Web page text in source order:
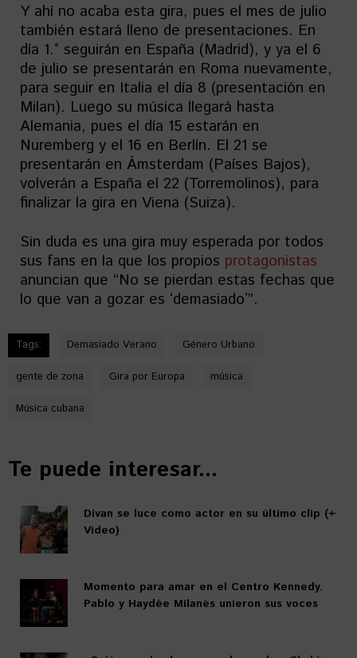
Y ahí no acaba esta gira, pues el mes de julio
también estará lleno de presentaciones. En
día 1.° seguirán en España (Madrid), y ya el 6
de julio se presentarán en Roma nuevamente,
para seguir en Italia el día 8 (presentación en
Milan). Luego su música llegará hasta
Alemania, pues el día 15 estarán en
Nuremberg y el 16 en Berlín. El 21 se
presentarán en Ámsterdam (Países Bajos),
volverán a España el 22 (Torremolinos), para
finalizar la gira en Viena (Suiza).
Sin duda es una gira muy esperada por todos
sus fans en la que los propios protagonistas
anuncian que “No se pierdan estas fechas que
lo que van a gozar es ʻdemasiadoʼ”.
Tags: Demasiado Verano Género Urbano
gente de zona Gira por Europa música
Música cubana
Te puede interesar...
Divan se luce como actor en su último clip (+
Video)
Momento para amar en el Centro Kennedy.
Pablo y Haydée Milanés unieron sus voces